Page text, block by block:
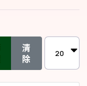
清
除
每頁顯示